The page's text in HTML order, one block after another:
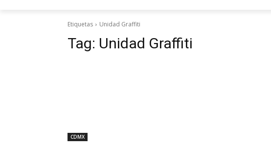
Etiquetas Unidad Graffiti
Tag: Unidad Graffiti
CDMX